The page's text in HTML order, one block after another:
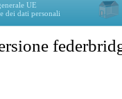
UE
dei dati personali